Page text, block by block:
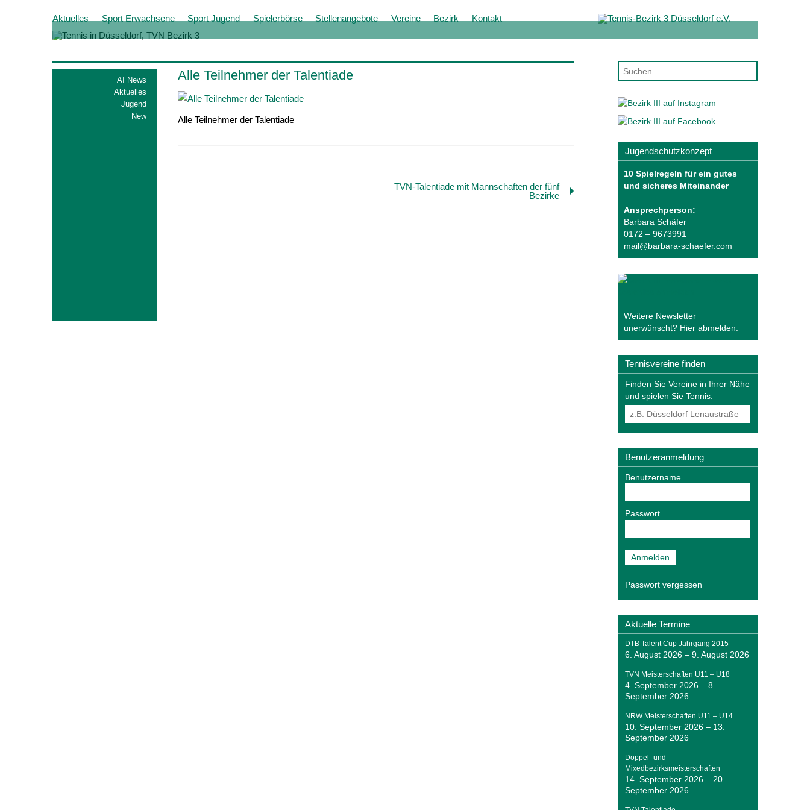
Aktuelles Sport Erwachsene Sport Jugend Spielerbörse Stellenangebote Vereine Bezirk Kontakt
AI News
Aktuelles
Jugend
New
Alle Teilnehmer der Talentiade
Alle Teilnehmer der Talentiade
TVN-Talentiade mit Mannschaften der fünf
Bezirke
Jugendschutzkonzept
10 Spielregeln für ein gutes
und sicheres Miteinander
Ansprechperson:
Barbara Schäfer
0172 – 9673991
mail@barbara-schaefer.com
Weitere Newsletter
unerwünscht? Hier abmelden
Tennisvereine finden
Finden Sie Vereine in Ihrer Nähe
und spielen Sie Tennis:
Benutzeranmeldung
Benutzername
Passwort
Passwort vergessen
Aktuelle Termine
DTB Talent Cup Jahrgang 2015
6. August 2026– 9. August 2026
TVN Meisterschaften U11 – U18
4. September 2026– 8.
September 2026
NRW Meisterschaften U11 – U14
10. September 2026– 13.
September 2026
Doppel- und
Mixedbezirksmeisterschaften
14. September 2026– 20.
September 2026